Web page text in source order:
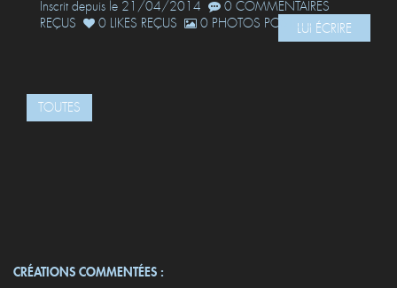
Inscrit depuis le 21/04/2014
0 COMMENTAIRES
REÇUS
0 LIKES REÇUS 0 PHOTOS POSTÉESLUI ÉCRIRE
TOUTES
CRÉATIONS COMMENTÉES :